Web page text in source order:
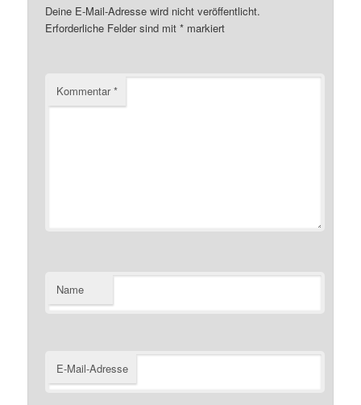
Deine E-Mail-Adresse wird nicht veröffentlicht.
Erforderliche Felder sind mit* markiert
Kommentar*
Name
E-Mail-Adresse